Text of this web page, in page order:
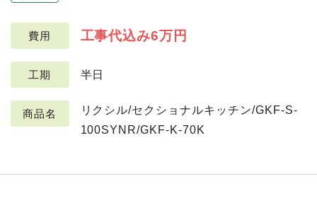
費用 工事代込み6万円
工期 半日
商品名
リクシル/セクショナルキッチン/GKF-S-
100SYNR/GKF-K-70K